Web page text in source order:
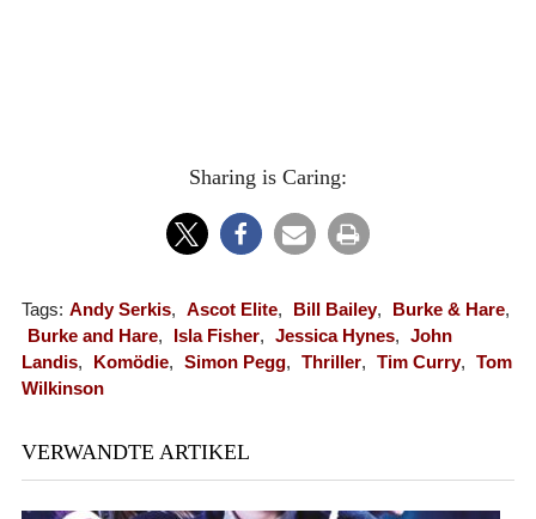
Sharing is Caring:
Tags: Andy Serkis, Ascot Elite, Bill Bailey, Burke & Hare,
Burke and Hare, Isla Fisher, Jessica Hynes, John
Landis, Komödie, Simon Pegg, Thriller, Tim Curry, Tom
Wilkinson
VERWANDTE ARTIKEL